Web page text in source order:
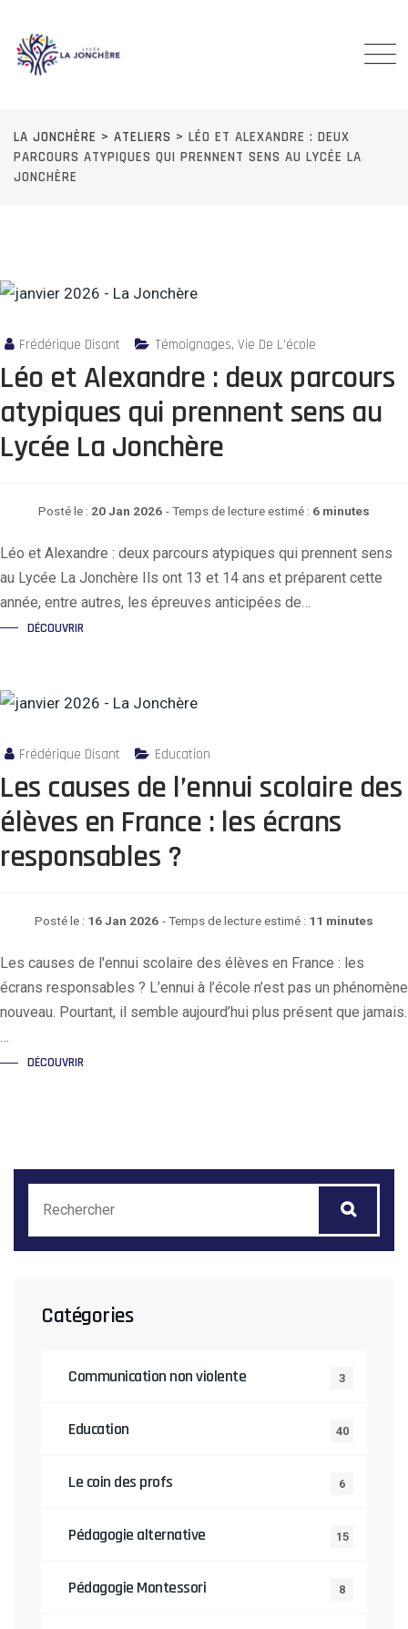
content
LA JONCHÈRE > ATELIERS > LÉO ET ALEXANDRE : DEUX
PARCOURS ATYPIQUES QUI PRENNENT SENS AU LYCÉE LA
JONCHÈRE
Frédérique Disant Témoignages, Vie De L'école
Léo et Alexandre : deux parcours
atypiques qui prennent sens au
Lycée La Jonchère
Posté le : 20 Jan 2026 - Temps de lecture estimé : 6 minutes
Léo et Alexandre : deux parcours atypiques qui prennent sens
au Lycée La Jonchère Ils ont 13 et 14 ans et préparent cette
année, entre autres, les épreuves anticipées de…
DÉCOUVRIR
Frédérique Disant Education
Les causes de l’ennui scolaire des
élèves en France : les écrans
responsables ?
Posté le : 16 Jan 2026 - Temps de lecture estimé : 11 minutes
Les causes de l'ennui scolaire des élèves en France : les
écrans responsables ? L’ennui à l’école n’est pas un phénomène
nouveau. Pourtant, il semble aujourd’hui plus présent que jamais.
…
DÉCOUVRIR
Catégories
Communication non violente 3
Education 40
Le coin des profs 6
Pédagogie alternative 15
Pédagogie Montessori 8